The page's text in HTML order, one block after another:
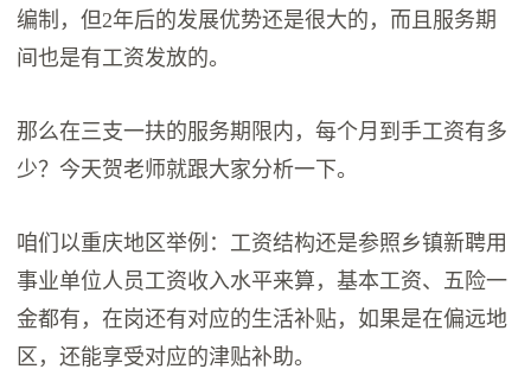
编制，但2年后的发展优势还是很大的，而且服务期
间也是有工资发放的。
那么在三支一扶的服务期限内，每个月到手工资有多
少？今天贺老师就跟大家分析一下。
咱们以重庆地区举例：工资结构还是参照乡镇新聘用
事业单位人员工资收入水平来算，基本工资、五险一
金都有，在岗还有对应的生活补贴，如果是在偏远地
区，还能享受对应的津贴补助。